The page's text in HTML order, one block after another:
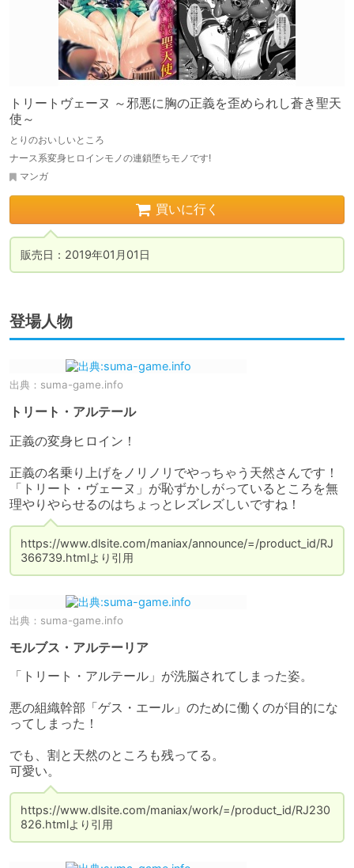
トリートヴェーヌ ～邪悪に胸の正義を歪められし蒼き聖天
使～
とりのおいしいところ
ナース系変身ヒロインモノの連鎖堕ちモノです!
マンガ
買いに行く
販売日：2019年01月01日
登場人物
出典： suma-game.info
トリート・アルテール
正義の変身ヒロイン！
正義の名乗り上げをノリノリでやっちゃう天然さんです！
「トリート・ヴェーヌ」が恥ずかしがっているところを無
https://www.dlsite.com/maniax/announce/=/product_id/RJ
366739.htmlより引用
出典： suma-game.info
モルブス・アルテーリア
「トリート・アルテール」が洗脳されてしまった姿。
悪の組織幹部「ゲス・エール」のために働くのが目的にな
ってしまった！
でも、割と天然のところも残ってる。
可愛い。
https://www.dlsite.com/maniax/work/=/product_id/RJ230
826.htmlより引用